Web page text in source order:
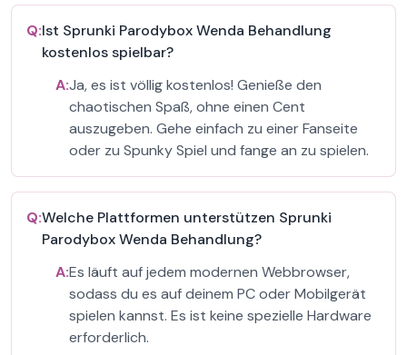
Q:Ist Sprunki Parodybox Wenda Behandlung
kostenlos spielbar?
A:Ja, es ist völlig kostenlos! Genieße den
chaotischen Spaß, ohne einen Cent
auszugeben. Gehe einfach zu einer Fanseite
oder zu Spunky Spiel und fange an zu spielen.
Q:Welche Plattformen unterstützen Sprunki
Parodybox Wenda Behandlung?
A:Es läuft auf jedem modernen Webbrowser,
sodass du es auf deinem PC oder Mobilgerät
spielen kannst. Es ist keine spezielle Hardware
erforderlich.